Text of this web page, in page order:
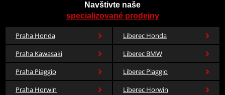
Navštivte naše
specializované prodejny
Praha Honda
Liberec Honda
Praha Kawasaki
Liberec BMW
Praha Piaggio
Liberec Piaggio
Praha Horwin
Liberec Horwin